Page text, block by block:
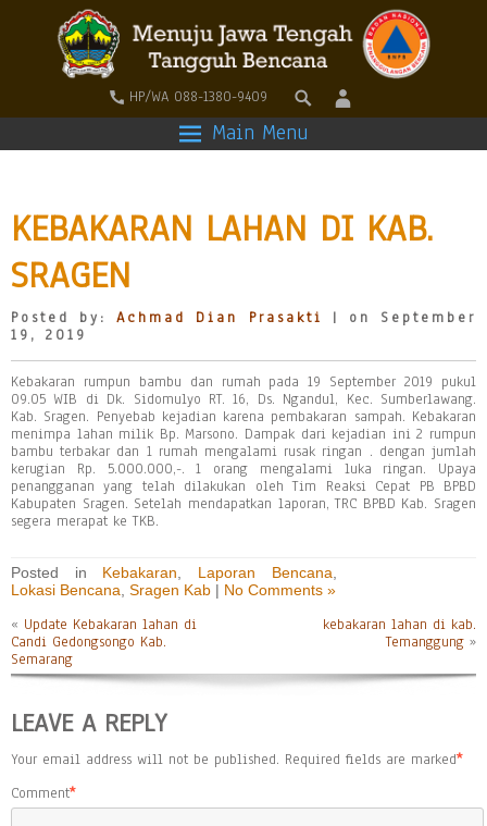
HP/WA 088-1380-9409
Main Menu
KEBAKARAN LAHAN DI KAB.
SRAGEN
Posted by:Achmad Dian Prasakti
| on September
19, 2019
Kebakaran rumpun bambu dan rumah pada 19 September 2019 pukul
09.05 WIB di Dk. Sidomulyo RT. 16, Ds. Ngandul, Kec. Sumberlawang.
Kab. Sragen. Penyebab kejadian karena pembakaran sampah. Kebakaran
menimpa lahan milik Bp. Marsono. Dampak dari kejadian ini 2 rumpun
bambu terbakar dan 1 rumah mengalami rusak ringan . dengan jumlah
kerugian Rp. 5.000.000,-. 1 orang mengalami luka ringan. Upaya
penangganan yang telah dilakukan oleh Tim Reaksi Cepat PB BPBD
Kabupaten Sragen. Setelah mendapatkan laporan, TRC BPBD Kab. Sragen
segera merapat ke TKB.
Posted in Kebakaran Laporan Bencana
Lokasi Bencana Sragen Kab | No Comments »
« Update Kebakaran lahan di
Candi Gedongsongo Kab.
Semarang
kebakaran lahan di kab.
Temanggung »
LEAVE A REPLY
Your email address will not be published. Required fields are marked*
Comment*